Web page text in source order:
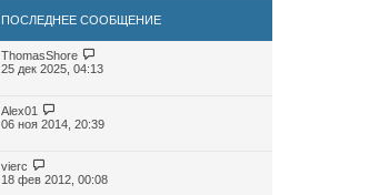
ПОСЛЕДНЕЕ СООБЩЕНИЕ
ThomasShore
25 дек 2025, 04:13
Alex01
06 ноя 2014, 20:39
vierc
18 фев 2012, 00:08